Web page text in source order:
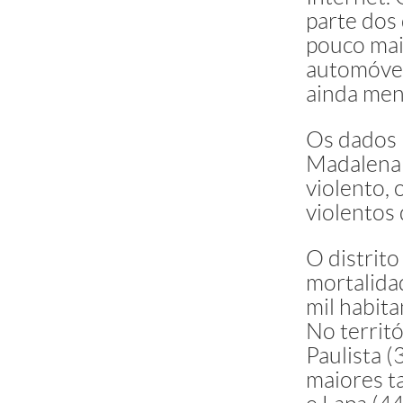
parte
pouco
ainda
Os
violento,
violentos
O distrito
mil
No
Paulista
maiores